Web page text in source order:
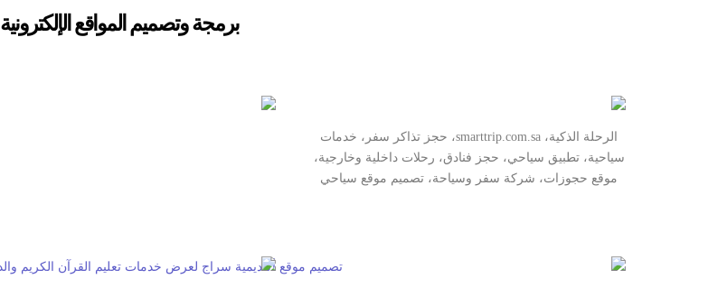
برمجة وتصميم المواقع الإلكترونية
الرحلة الذكية، smarttrip.com.sa، حجز تذاكر سفر، خدمات
سياحية، تطبيق سياحي، حجز فنادق، رحلات داخلية وخارجية،
موقع حجوزات، شركة سفر وسياحة، تصميم موقع سياحي